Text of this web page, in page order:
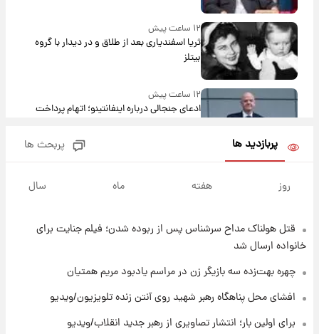
۱۲ ساعت پیش
ثریا اسفندیاری بعد از طلاق و در دیدار با گروه
بیتلز
۱۲ ساعت پیش
ادعای جنجالی درباره اینفانتینو؛ اتهام پرداخت
آلزایمر و زوال عقل افزایش می‌یابد؟
۱۲ ساعت پیش
۱۳ ساعت پیش
مرداد ۱۴۰۵ +جدول
پربازدید ها پربحث ها
روز هفته ماه سال
قتل هولناک مداح سرشناس پس از ربوده شدن؛ فیلم جنایت برای
خانواده ارسال شد
چهره بهت‌زده سه بازیگر زن در مراسم یادبود مریم همتیان
افشای محل پناهگاه‌ رهبر شهید روی آنتن زنده تلویزیون/ویدیو
برای اولین بار؛ انتشار تصاویری از رهبر جدید انقلاب/ویدیو